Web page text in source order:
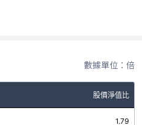
數據單位：倍
股價淨值比
1.79